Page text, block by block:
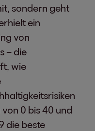
sondern geht
ein
von
– die
wie
0 bis 40 und
die beste